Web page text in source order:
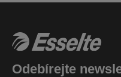
Odebírejte